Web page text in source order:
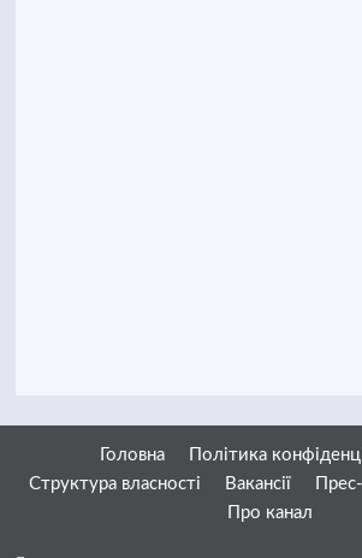
Головна
Політика
Структура власності
Вакансії
Про канал